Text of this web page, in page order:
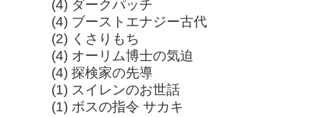
(4) ダークパッチ
(4) ブーストエナジー古代
(2) くさりもち
(4) オーリム博士の気迫
(4) 探検家の先導
(1) スイレンのお世話
(1) ボスの指令 サカキ